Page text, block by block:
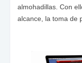
almohadillas. Con
alcance, la toma de